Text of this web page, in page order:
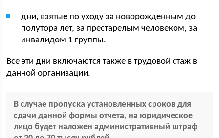
дни, взятые по уходу за новорожденным до
полутора лет, за престарелым человеком, за
инвалидом 1 группы.
Все эти дни включаются также в трудовой стаж в
данной организации.
В случае пропуска установленных сроков для
сдачи данной формы отчета, на юридическое
лицо будет наложен административный штраф